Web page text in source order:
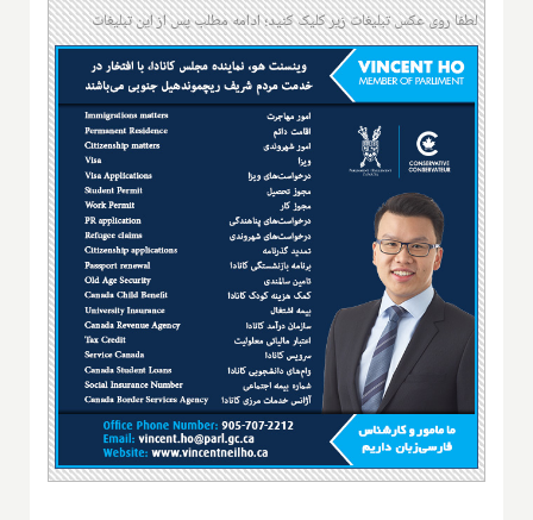
لطفا روی عکس تبلیغات زیر کلیک کنید؛ ادامه مطلب پس از این تبلیغات